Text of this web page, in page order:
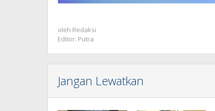
oleh Redaksi
Editor: Putra
Jangan Lewatkan